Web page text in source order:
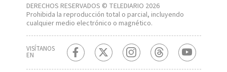
DERECHOS RESERVADOS © TELEDIARIO 2026
Prohibida la reproducción total o parcial, incluyendo
cualquier medio electrónico o magnético.
VISÍTANOS
EN